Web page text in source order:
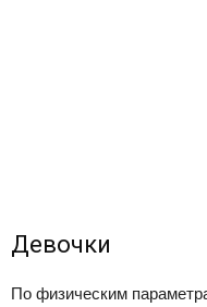
Девочки
По физическим